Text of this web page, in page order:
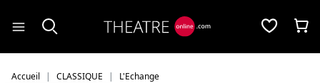
Accueil CLASSIQUE L'Echange